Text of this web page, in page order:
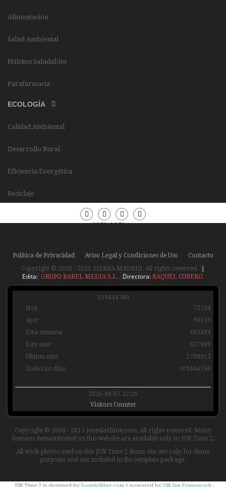
Alimentación
Salud Ambiental
Hábitos Saludables
Parafarmacia
ECOLOGÍA
Calidad Ambiental
Desarrollo Rural
Eficiencia Energética
Reciclaje
Periódico
Periódico
Política de Privacidad Aviso Legal y Condiciones de Uso
Contacto
Copyright © 2020 - 2021 SIERRA MADRID. All rights reserved.
|
Edita: GRUPO BABEL MEDIA S.L. Directora:RAQUEL CUBERO.
1 09444780
Hoy
Ayer
Esta semana
Este mes
Último mes
Todos los días
72234
90169
465489
627889
2708912
109444780
2026-08-07 22:26
Visitors Counter
Copyright © 2008 - 2015 JoomlaShine.com. All rights reserved. Many
features demonstrated on this website are available only in JSN Time 2.
All stock photos used on this JSN Time 2 demo site are only for demo
purposes and not included in the template package.
JSN Time 2 is designed by JoomlaShine.com | powered by JSN Sun Framework